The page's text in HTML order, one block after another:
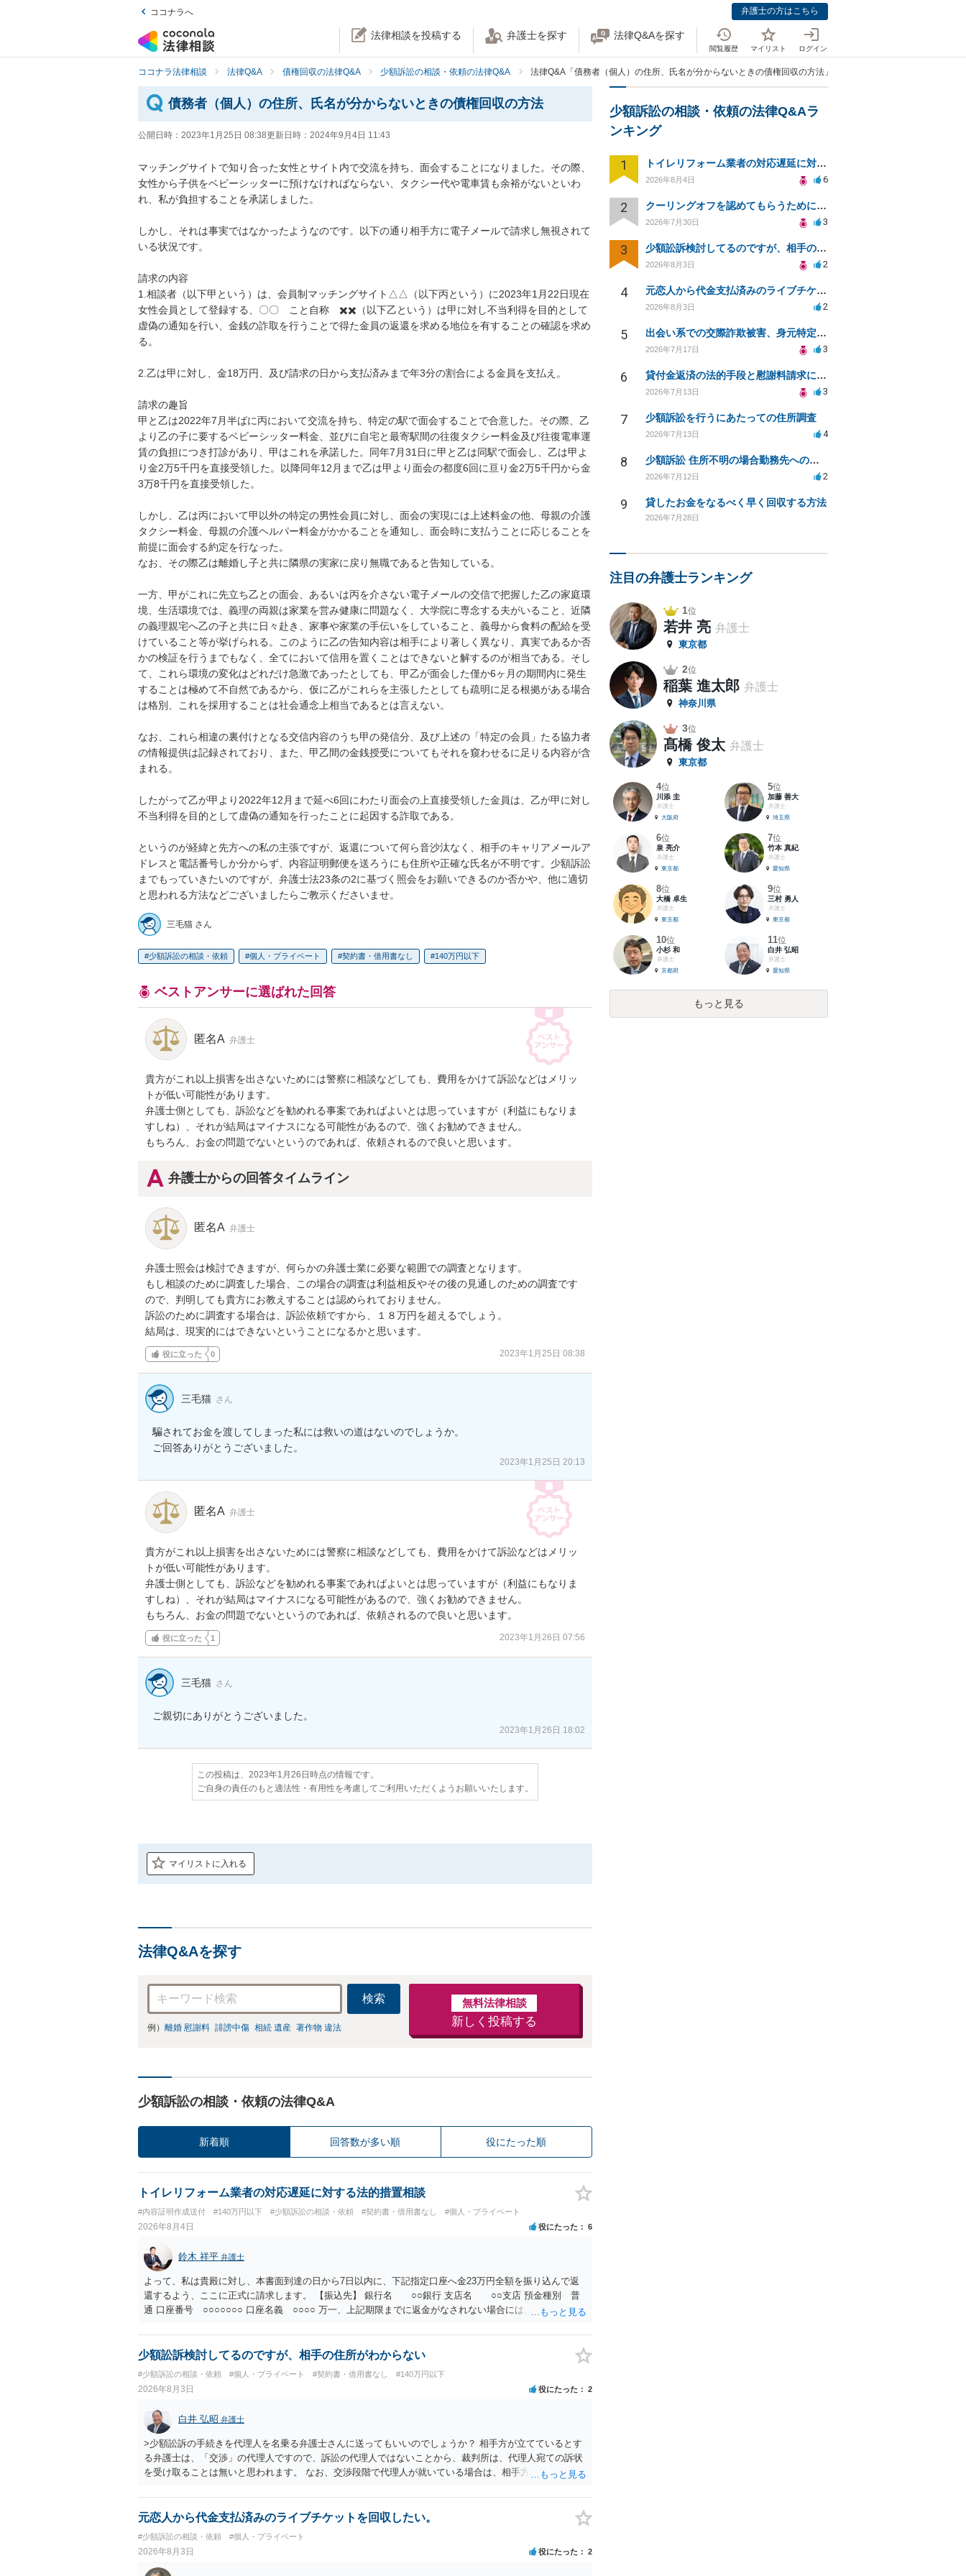
ココナラへ 弁護士の方はこちら
法律相談を投稿する 弁護士を探す 法律Q&Aを探す
閲覧履歴 マイリスト ログイン
ココナラ法律相談 法律Q&A 債権回収の法律Q&A 少額訴訟の相談・依頼の法律Q&A 法律Q&A「債務者（個人）の住所、氏名が分からないときの債権回収の方法」
債務者（個人）の住所、氏名が分からないときの債権回収の方法
公開日時： 2023年1月25日 08:38更新日時： 2024年9月4日 11:43
マッチングサイトで知り合った女性とサイト内で交流を持ち、面会することになりました。その際、
女性から子供をベビーシッターに預けなければならない、タクシー代や電車賃も余裕がないといわ
れ、私が負担することを承諾しました。
しかし、それは事実ではなかったようなのです。以下の通り相手方に電子メールで請求し無視されて
いる状況です。
請求の内容
1.相談者（以下甲という）は、会員制マッチングサイト△△（以下丙という）に2023年1月22日現在
女性会員として登録する、〇〇　こと自称　✖️✖️（以下乙という）は甲に対し不当利得を目的として
虚偽の通知を行い、金銭の詐取を行うことで得た金員の返還を求める地位を有することの確認を求め
る。
2.乙は甲に対し、金18万円、及び請求の日から支払済みまで年3分の割合による金員を支払え。
請求の趣旨
甲と乙は2022年7月半ばに丙において交流を持ち、特定の駅で面会することで合意した。その際、乙
より乙の子に要するベビーシッター料金、並びに自宅と最寄駅間の往復タクシー料金及び往復電車運
賃の負担につき打診があり、甲はこれを承諾した。同年7月31日に甲と乙は同駅で面会し、乙は甲よ
り金2万5千円を直接受領した。以降同年12月まで乙は甲より面会の都度6回に亘り金2万5千円から金
3万8千円を直接受領した。
しかし、乙は丙において甲以外の特定の男性会員に対し、面会の実現には上述料金の他、母親の介護
タクシー料金、母親の介護ヘルパー料金がかかることを通知し、面会時に支払うことに応じることを
前提に面会する約定を行なった。
なお、その際乙は離婚し子と共に隣県の実家に戻り無職であると告知している。
一方、甲がこれに先立ち乙との面会、あるいは丙を介さない電子メールの交信で把握した乙の家庭環
境、生活環境では、義理の両親は家業を営み健康に問題なく、大学院に専念する夫がいること、近隣
の義理親宅へ乙の子と共に日々赴き、家事や家業の手伝いをしていること、義母から食料の配給を受
けていること等が挙げられる。このように乙の告知内容は相手により著しく異なり、真実であるか否
かの検証を行うまでもなく、全てにおいて信用を置くことはできないと解するのが相当である。そし
て、これら環境の変化はどれだけ急激であったとしても、甲乙が面会した僅か6ヶ月の期間内に発生
することは極めて不自然であるから、仮に乙がこれらを主張したとしても疏明に足る根拠がある場合
は格別、これを採用することは社会通念上相当であるとは言えない。
なお、これら相違の裏付けとなる交信内容のうち甲の発信分、及び上述の「特定の会員」たる協力者
の情報提供は記録されており、また、甲乙間の金銭授受についてもそれを窺わせるに足りる内容が含
まれる。
したがって乙が甲より2022年12月まで延べ6回にわたり面会の上直接受領した金員は、乙が甲に対し
不当利得を目的として虚偽の通知を行ったことに起因する詐取である。
というのが経緯と先方への私の主張ですが、返還について何ら音沙汰なく、相手のキャリアメールア
ドレスと電話番号しか分からず、内容証明郵便を送ろうにも住所や正確な氏名が不明です。少額訴訟
までもっていきたいのですが、弁護士法23条の2に基づく照会をお願いできるのか否かや、他に適切
と思われる方法などございましたらご教示くださいませ。
三毛猫 さん
少額訴訟の相談・依頼 個人・プライベート 契約書・借用書なし 140万円以下
ベストアンサーに選ばれた回答
匿名A 弁護士
貴方がこれ以上損害を出さないためには警察に相談などしても、費用をかけて訴訟などはメリッ
トが低い可能性があります。
弁護士側としても、訴訟などを勧めれる事案であればよいとは思っていますが（利益にもなりま
すしね）、それが結局はマイナスになる可能性があるので、強くお勧めできません。
もちろん、お金の問題でないというのであれば、依頼されるので良いと思います。
弁護士からの回答タイムライン
匿名A 弁護士
弁護士照会は検討できますが、何らかの弁護士業に必要な範囲での調査となります。
もし相談のために調査した場合、この場合の調査は利益相反やその後の見通しのための調査です
ので、判明しても貴方にお教えすることは認められておりません。
訴訟のために調査する場合は、訴訟依頼ですから、１８万円を超えるでしょう。
結局は、現実的にはできないということになるかと思います。
役に立った 0 2023年1月25日 08:38
三毛猫 さん
騙されてお金を渡してしまった私には救いの道はないのでしょうか。
ご回答ありがとうございました。
2023年1月25日 20:13
匿名A 弁護士
貴方がこれ以上損害を出さないためには警察に相談などしても、費用をかけて訴訟などはメリッ
トが低い可能性があります。
弁護士側としても、訴訟などを勧めれる事案であればよいとは思っていますが（利益にもなりま
すしね）、それが結局はマイナスになる可能性があるので、強くお勧めできません。
もちろん、お金の問題でないというのであれば、依頼されるので良いと思います。
役に立った 1 2023年1月26日 07:56
三毛猫 さん
ご親切にありがとうございました。
2023年1月26日 18:02
この投稿は、2023年1月26日時点の情報です。
ご自身の責任のもと適法性・有用性を考慮してご利用いただくようお願いいたします。
マイリストに入れる
法律Q&Aを探す
検索
例） 離婚 慰謝料 誹謗中傷 相続 遺産 著作物 違法
無料法律相談
新しく投稿する
少額訴訟の相談・依頼の法律Q&A
新着順 回答数が多い順 役にたった順
トイレリフォーム業者の対応遅延に対する法的措置相談
#内容証明作成送付 #140万円以下 #少額訴訟の相談・依頼 #契約書・借用書なし #個人・プライベート
2026年8月4日 役にたった 6
鈴木 祥平 弁護士
よって、私は貴殿に対し、本書面到達の日から7日以内に、下記指定口座へ金23万円全額を振り込んで返
還するよう、ここに正式に請求します。 【振込先】 銀行名 ○○銀行 支店名 ○○支店 預金種別 普
通 口座番号 ○○○○○○○ 口座名義 ○○○○ 万一、上記期限までに返金がなされない場合には、貴殿には任
を求める民事訴訟、支払督促その他必要な法的手続を直ちに講じます。 その際には、訴訟に要する費用そ
の他法令上認められる金員についても併せて請求する予定ですので、あらかじめ申し添えます。 本件は、
との取引関係や返金時期などの内部事情は、私に対する返還義務の発生や履行時期には何ら影響を及ぼす
ものではありません。 これ以上、本件の解決を不必要に遅延させることなく、誠意をもって速やかに返金
手続を履行されるよう、強く求めます。 以上
少額訟訴検討してるのですが、相手の住所がわからない
#少額訴訟の相談・依頼 #個人・プライベート #契約書・借用書なし #140万円以下
2026年8月3日 役にたった 2
白井 弘昭 弁護士
>少額訟訴の手続きを代理人を名乗る弁護士さんに送ってもいいのでしょうか？ 相手方が立てているとす
る弁護士は、「交渉」の代理人ですので、訴訟の代理人ではないことから、裁判所は、代理人宛ての訴状
を受け取ることは無いと思われます。 なお、交渉段階で代理人が就いている場合は、相手方（被告）の住
合も）、裁判所が当該代理人弁護士に事前連絡し、引き続き訴訟も受任するかを聞いたうえで、受任の意
志が明らかになったところで、直接被告に送達するのではなく、代理人に訴状の受領を促すこともありま
０万円の請求で代理人弁護士に委任するかも疑わしいのですが）も住所は明らかにしないでしょう。 何か
本人を示す事実（振込先などの情報）から、相手の住所等の情報を割り出していくしかないように思えま
す。 以上、ご参考まで。
元恋人から代金支払済みのライブチケットを回収したい。
#少額訴訟の相談・依頼 #個人・プライベート
2026年8月3日 役にたった 2
少額訴訟の相談・依頼の法律Q&Aラ
ンキング
1 トイレリフォーム業者の対応遅延に対する法的措置相談
2026年8月4日 6
2 クーリングオフを認めてもらうために少額訴訟できるのでしょうか。
2026年7月30日 3
3 少額訟訴検討してるのですが、相手の住所がわからない
2026年8月3日 2
4 元恋人から代金支払済みのライブチケットを回収したい。
2026年8月3日 2
5 出会い系での交際詐欺被害、身元特定と返金請求の方法は？
2026年7月17日 3
6 貸付金返済の法的手段と慰謝料請求について
2026年7月13日 3
7 少額訴訟を行うにあたっての住所調査
2026年7月13日 4
8 少額訴訟 住所不明の場合勤務先への書類送達は可能？
2026年7月12日 2
9 貸したお金をなるべく早く回収する方法
2026年7月28日
注目の弁護士ランキング
1位
若井 亮 弁護士
東京都
2位
稲葉 進太郎 弁護士
神奈川県
3位
髙橋 俊太 弁護士
東京都
4位
川添 圭
弁護士
大阪府
5位
加藤 善大
弁護士
埼玉県
6位
泉 亮介
弁護士
東京都
7位
竹本 真紀
弁護士
愛知県
8位
大橋 卓生
弁護士
東京都
9位
三村 勇人
弁護士
東京都
10位
小杉 和
弁護士
京都府
11位
白井 弘昭
弁護士
愛知県
もっと見る